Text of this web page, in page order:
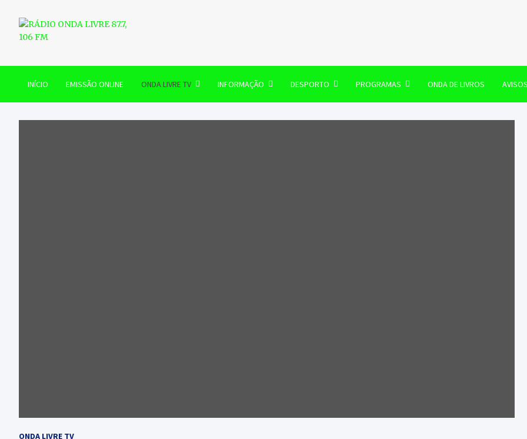
content
RÁDIO ONDA LIVRE 87.7, 106 FM
INÍCIO EMISSÃO ONLINE ONDA LIVRE TV INFORMAÇÃO DESPORTO PROGRAMAS ONDA DE LIVROS AVISOS
ONDA LIVRE TV